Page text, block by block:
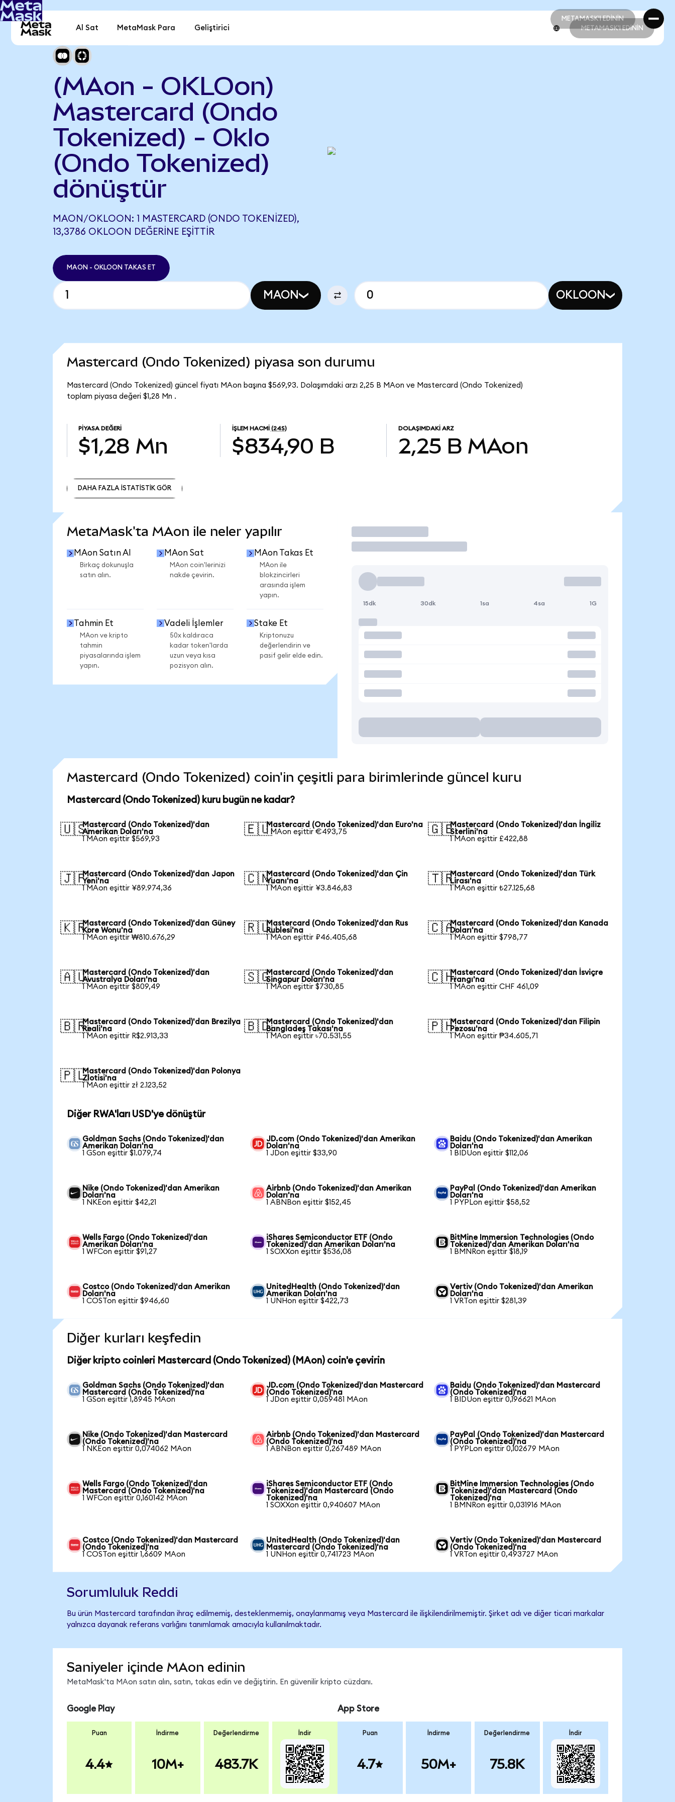
METAMASK'I EDİNİN
METAMASK'I EDİNİN
Al Sat MetaMask Para Geliştirici METAMASK'I EDİNİN
(MAon - OKLOon)
Mastercard (Ondo
Tokenized) - Oklo
(Ondo Tokenized)
dönüştür
MAON/OKLOON: 1 MASTERCARD (ONDO TOKENIZED),
13,3786 OKLOON DEĞERINE EŞITTIR
MAON - OKLOON TAKAS ET
MAON OKLOON
Mastercard (Ondo Tokenized) piyasa son durumu
Mastercard (Ondo Tokenized) güncel fiyatı MAon başına $569,93. Dolaşımdaki arzı 2,25 B MAon ve Mastercard (Ondo Tokenized)
toplam piyasa değeri $1,28 Mn .
PIYASA DEĞERI
$1,28 Mn
İŞLEM HACMI (24S)
$834,90 B
DOLAŞIMDAKI ARZ
2,25 B MAon
DAHA FAZLA İSTATİSTİK GÖR
MetaMask'ta MAon ile neler yapılır
MAon Satın Al
Birkaç dokunuşla
satın alın.
MAon Sat
MAon coin'lerinizi
nakde çevirin.
MAon Takas Et
MAon ile
blokzincirleri
arasında işlem
yapın.
Tahmin Et
MAon ve kripto
tahmin
piyasalarında işlem
yapın.
Vadeli İşlemler
50x kaldıraca
kadar token'larda
uzun veya kısa
pozisyon alın.
Stake Et
Kriptonuzu
değerlendirin ve
pasif gelir elde edin.
İşlem Yap
15dk 30dk 1sa 4sa 1G
Mastercard (Ondo Tokenized) coin'in çeşitli para birimlerinde güncel kuru
Mastercard (Ondo Tokenized) kuru bugün ne kadar?
🇺🇸Mastercard (Ondo Tokenized)'dan
Amerikan Doları'na
1 MAon eşittir $569,93
🇪🇺Mastercard (Ondo Tokenized)'dan Euro'na
1 MAon eşittir €493,75
🇬🇧Mastercard (Ondo Tokenized)'dan İngiliz
Sterlini'na
1 MAon eşittir £422,88
🇯🇵Mastercard (Ondo Tokenized)'dan Japon
Yeni'na
1 MAon eşittir ¥89.974,36
🇨🇳Mastercard (Ondo Tokenized)'dan Çin
Yuanı'na
1 MAon eşittir ¥3.846,83
🇹🇷Mastercard (Ondo Tokenized)'dan Türk
Lirası'na
1 MAon eşittir ₺27.125,68
🇰🇷Mastercard (Ondo Tokenized)'dan Güney
Kore Wonu'na
1 MAon eşittir ₩810.676,29
🇷🇺Mastercard (Ondo Tokenized)'dan Rus
Rublesi'na
1 MAon eşittir ₽46.405,68
🇨🇦Mastercard (Ondo Tokenized)'dan Kanada
Doları'na
1 MAon eşittir $798,77
🇦🇺Mastercard (Ondo Tokenized)'dan
Avustralya Doları'na
1 MAon eşittir $809,49
🇸🇬Mastercard (Ondo Tokenized)'dan
Singapur Doları'na
1 MAon eşittir $730,85
🇨🇭Mastercard (Ondo Tokenized)'dan İsviçre
Frangı'na
1 MAon eşittir CHF 461,09
🇧🇷Mastercard (Ondo Tokenized)'dan Brezilya
Reali'na
1 MAon eşittir R$2.913,33
🇧🇩Mastercard (Ondo Tokenized)'dan
Bangladeş Takası'na
1 MAon eşittir ৳70.531,55
🇵🇭Mastercard (Ondo Tokenized)'dan Filipin
Pezosu'na
1 MAon eşittir ₱34.605,71
🇵🇱Mastercard (Ondo Tokenized)'dan Polonya
Zlotisi'na
1 MAon eşittir zł 2.123,52
Diğer RWA'ları USD'ye dönüştür
Goldman Sachs (Ondo Tokenized)'dan
Amerikan Doları'na
1 GSon eşittir $1.079,74
JD.com (Ondo Tokenized)'dan Amerikan
Doları'na
1 JDon eşittir $33,90
Baidu (Ondo Tokenized)'dan Amerikan
Doları'na
1 BIDUon eşittir $112,06
Nike (Ondo Tokenized)'dan Amerikan
Doları'na
1 NKEon eşittir $42,21
Airbnb (Ondo Tokenized)'dan Amerikan
Doları'na
1 ABNBon eşittir $152,45
PayPal (Ondo Tokenized)'dan Amerikan
Doları'na
1 PYPLon eşittir $58,52
Wells Fargo (Ondo Tokenized)'dan
Amerikan Doları'na
1 WFCon eşittir $91,27
iShares Semiconductor ETF (Ondo
Tokenized)'dan Amerikan Doları'na
1 SOXXon eşittir $536,08
BitMine Immersion Technologies (Ondo
Tokenized)'dan Amerikan Doları'na
1 BMNRon eşittir $18,19
Costco (Ondo Tokenized)'dan Amerikan
Doları'na
1 COSTon eşittir $946,60
UnitedHealth (Ondo Tokenized)'dan
Amerikan Doları'na
1 UNHon eşittir $422,73
Vertiv (Ondo Tokenized)'dan Amerikan
Doları'na
1 VRTon eşittir $281,39
Diğer kurları keşfedin
Diğer kripto coinleri Mastercard (Ondo Tokenized) (MAon) coin'e çevirin
Goldman Sachs (Ondo Tokenized)'dan
Mastercard (Ondo Tokenized)'na
1 GSon eşittir 1,8945 MAon
JD.com (Ondo Tokenized)'dan Mastercard
(Ondo Tokenized)'na
1 JDon eşittir 0,059481 MAon
Baidu (Ondo Tokenized)'dan Mastercard
(Ondo Tokenized)'na
1 BIDUon eşittir 0,196621 MAon
Nike (Ondo Tokenized)'dan Mastercard
(Ondo Tokenized)'na
1 NKEon eşittir 0,074062 MAon
Airbnb (Ondo Tokenized)'dan Mastercard
(Ondo Tokenized)'na
1 ABNBon eşittir 0,267489 MAon
PayPal (Ondo Tokenized)'dan Mastercard
(Ondo Tokenized)'na
1 PYPLon eşittir 0,102679 MAon
Wells Fargo (Ondo Tokenized)'dan
Mastercard (Ondo Tokenized)'na
1 WFCon eşittir 0,160142 MAon
iShares Semiconductor ETF (Ondo
Tokenized)'dan Mastercard (Ondo
Tokenized)'na
1 SOXXon eşittir 0,940607 MAon
BitMine Immersion Technologies (Ondo
Tokenized)'dan Mastercard (Ondo
Tokenized)'na
1 BMNRon eşittir 0,031916 MAon
Costco (Ondo Tokenized)'dan Mastercard
(Ondo Tokenized)'na
1 COSTon eşittir 1,6609 MAon
UnitedHealth (Ondo Tokenized)'dan
Mastercard (Ondo Tokenized)'na
1 UNHon eşittir 0,741723 MAon
Vertiv (Ondo Tokenized)'dan Mastercard
(Ondo Tokenized)'na
1 VRTon eşittir 0,493727 MAon
Sorumluluk Reddi
Bu ürün Mastercard tarafından ihraç edilmemiş, desteklenmemiş, onaylanmamış veya Mastercard ile ilişkilendirilmemiştir. Şirket adı ve diğer ticari markalar
yalnızca dayanak referans varlığını tanımlamak amacıyla kullanılmaktadır.
Saniyeler içinde MAon edinin
MetaMask'ta MAon satın alın, satın, takas edin ve değiştirin. En güvenilir kripto cüzdanı.
Google Play
Puan
4.4
İndirme
10M+
Değerlendirme
483.7K
İndir
App Store
Puan
4.7
İndirme
50M+
Değerlendirme
75.8K
İndir